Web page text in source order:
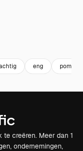
eng
creëren. Meer dan 1
ondernemingen,